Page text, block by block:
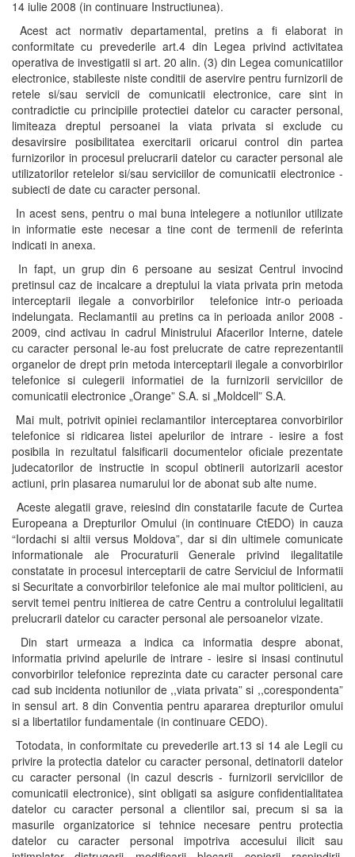
14 iulie 2008 (in continuare Instructiunea).
Acest act normativ departamental, pretins a fi elaborat in
conformitate cu prevederile art.4 din Legea privind activitatea
operativa de investigatii si art. 20 alin. (3) din Legea comunicatiilor
electronice, stabileste niste conditii de aservire pentru furnizorii de
retele si/sau servicii de comunicatii electronice, care sint in
contradictie cu principiile protectiei datelor cu caracter personal,
limiteaza dreptul persoanei la viata privata si exclude cu
desavirsire posibilitatea exercitarii oricarui control din partea
furnizorilor in procesul prelucrarii datelor cu caracter personal ale
utilizatorilor retelelor si/sau serviciilor de comunicatii electronice -
subiecti de date cu caracter personal.
In acest sens, pentru o mai buna intelegere a notiunilor utilizate
in informatie este necesar a tine cont de termenii de referinta
indicati in anexa.
In fapt, un grup din 6 persoane au sesizat Centrul invocind
pretinsul caz de incalcare a dreptului la viata privata prin metoda
interceptarii ilegale a convorbirilor telefonice intr-o perioada
indelungata. Reclamantii au pretins ca in perioada anilor 2008 -
2009, cind activau in cadrul Ministrului Afacerilor Interne, datele
cu caracter personal le-au fost prelucrate de catre reprezentantii
organelor de drept prin metoda interceptarii ilegale a convorbirilor
telefonice si culegerii informatiei de la furnizorii serviciilor de
comunicatii electronice „Orange” S.A. si „Moldcell” S.A.
Mai mult, potrivit opiniei reclamantilor interceptarea convorbirilor
telefonice si ridicarea listei apelurilor de intrare - iesire a fost
posibila in rezultatul falsificarii documentelor oficiale prezentate
judecatorilor de instructie in scopul obtinerii autorizarii acestor
actiuni, prin plasarea numarului lor de abonat sub alte nume.
Aceste alegatii grave, reiesind din constatarile facute de Curtea
Europeana a Drepturilor Omului (in continuare CtEDO) in cauza
“Iordachi si altii versus Moldova”, dar si din ultimele comunicate
informationale ale Procuraturii Generale privind ilegalitatile
constatate in procesul interceptarii de catre Serviciul de Informatii
si Securitate a convorbirilor telefonice ale mai multor politicieni, au
servit temei pentru initierea de catre Centru a controlului legalitatii
prelucrarii datelor cu caracter personal ale persoanelor vizate.
Din start urmeaza a indica ca informatia despre abonat,
informatia privind apelurile de intrare - iesire si insasi continutul
convorbirilor telefonice reprezinta date cu caracter personal care
cad sub incidenta notiunilor de ,,viata privata” si ,,corespondenta”
in sensul art. 8 din Conventia pentru apararea drepturilor omului
si a libertatilor fundamentale (in continuare CEDO).
Totodata, in conformitate cu prevederile art.13 si 14 ale Legii cu
privire la protectia datelor cu caracter personal, detinatorii datelor
cu caracter personal (in cazul descris - furnizorii serviciilor de
comunicatii electronice), sint obligati sa asigure confidentialitatea
datelor cu caracter personal a clientilor sai, precum si sa ia
masurile organizatorice si tehnice necesare pentru protectia
datelor cu caracter personal impotriva accesului ilicit sau